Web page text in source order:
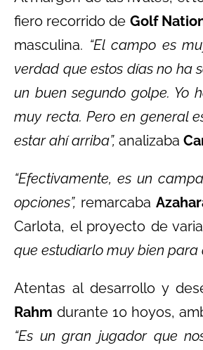
fiero recorrido de Golf
masculina. “El campo es
verdad que estos días no ha
un buen segundo golpe. Yo
muy recta. Pero en general
estar ahí arriba”, analizaba
“Efectivamente, es un
opciones”, remarcaba
Carlota, el proyecto de
que estudiarlo muy bien para
Atentas al desarrollo y
Rahm durante 10 hoyos,
“Es un gran jugador que